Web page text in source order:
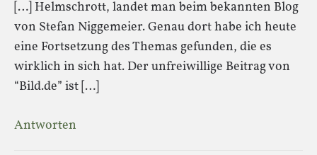
[…] Helmschrott, landet man beim bekannten Blog
von Stefan Niggemeier. Genau dort habe ich heute
eine Fortsetzung des Themas gefunden, die es
wirklich in sich hat. Der unfreiwillige Beitrag von
“Bild.de” ist […]
Antworten